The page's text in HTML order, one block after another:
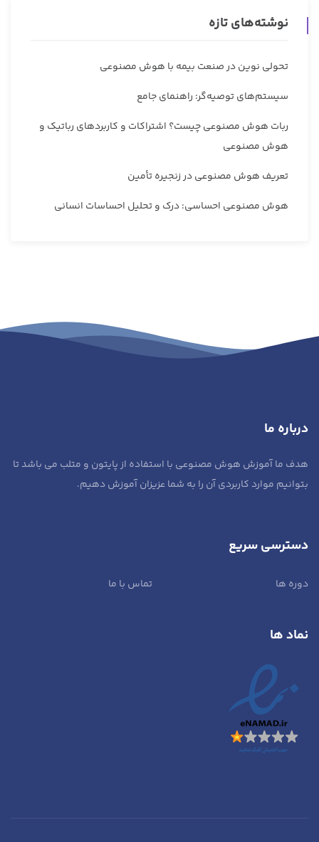
نوشته‌های تازه
تحولی نوین در صنعت بیمه با هوش مصنوعی
سیستم‌های توصیه‌گر: راهنمای جامع
ربات هوش مصنوعی چیست؟ اشتراکات و کاربردهای رباتیک و
هوش مصنوعی
تعریف هوش مصنوعی در زنجیره تأمین
هوش مصنوعی احساسی: درک و تحلیل احساسات انسانی
درباره ما
هدف ما آموزش هوش مصنوعی با استفاده از پایتون و متلب می باشد تا
بتوانیم موارد کاربردی آن را به شما عزیزان آموزش دهیم.
دسترسی سریع
دوره ها تماس با ما
نماد ها